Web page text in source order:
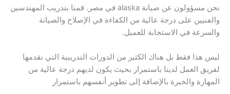
نحن مسؤولون عن صيانة alaska في مصر. قمنا بتدريب المهندسين
والفنيين على درجة عالية من الكفاءة في الإصلاح والصيانة
والسرعة في الاستجابة للعميل.
ليس هذا فقط بل هناك الكثير من الدورات التدريبية التي نقدمها
لفريق العمل لدينا باستمرار بحيث يكون لديهم درجة عالية من
المهارة والخبرة بالإضافة إلى تطوير أنفسهم باستمرار